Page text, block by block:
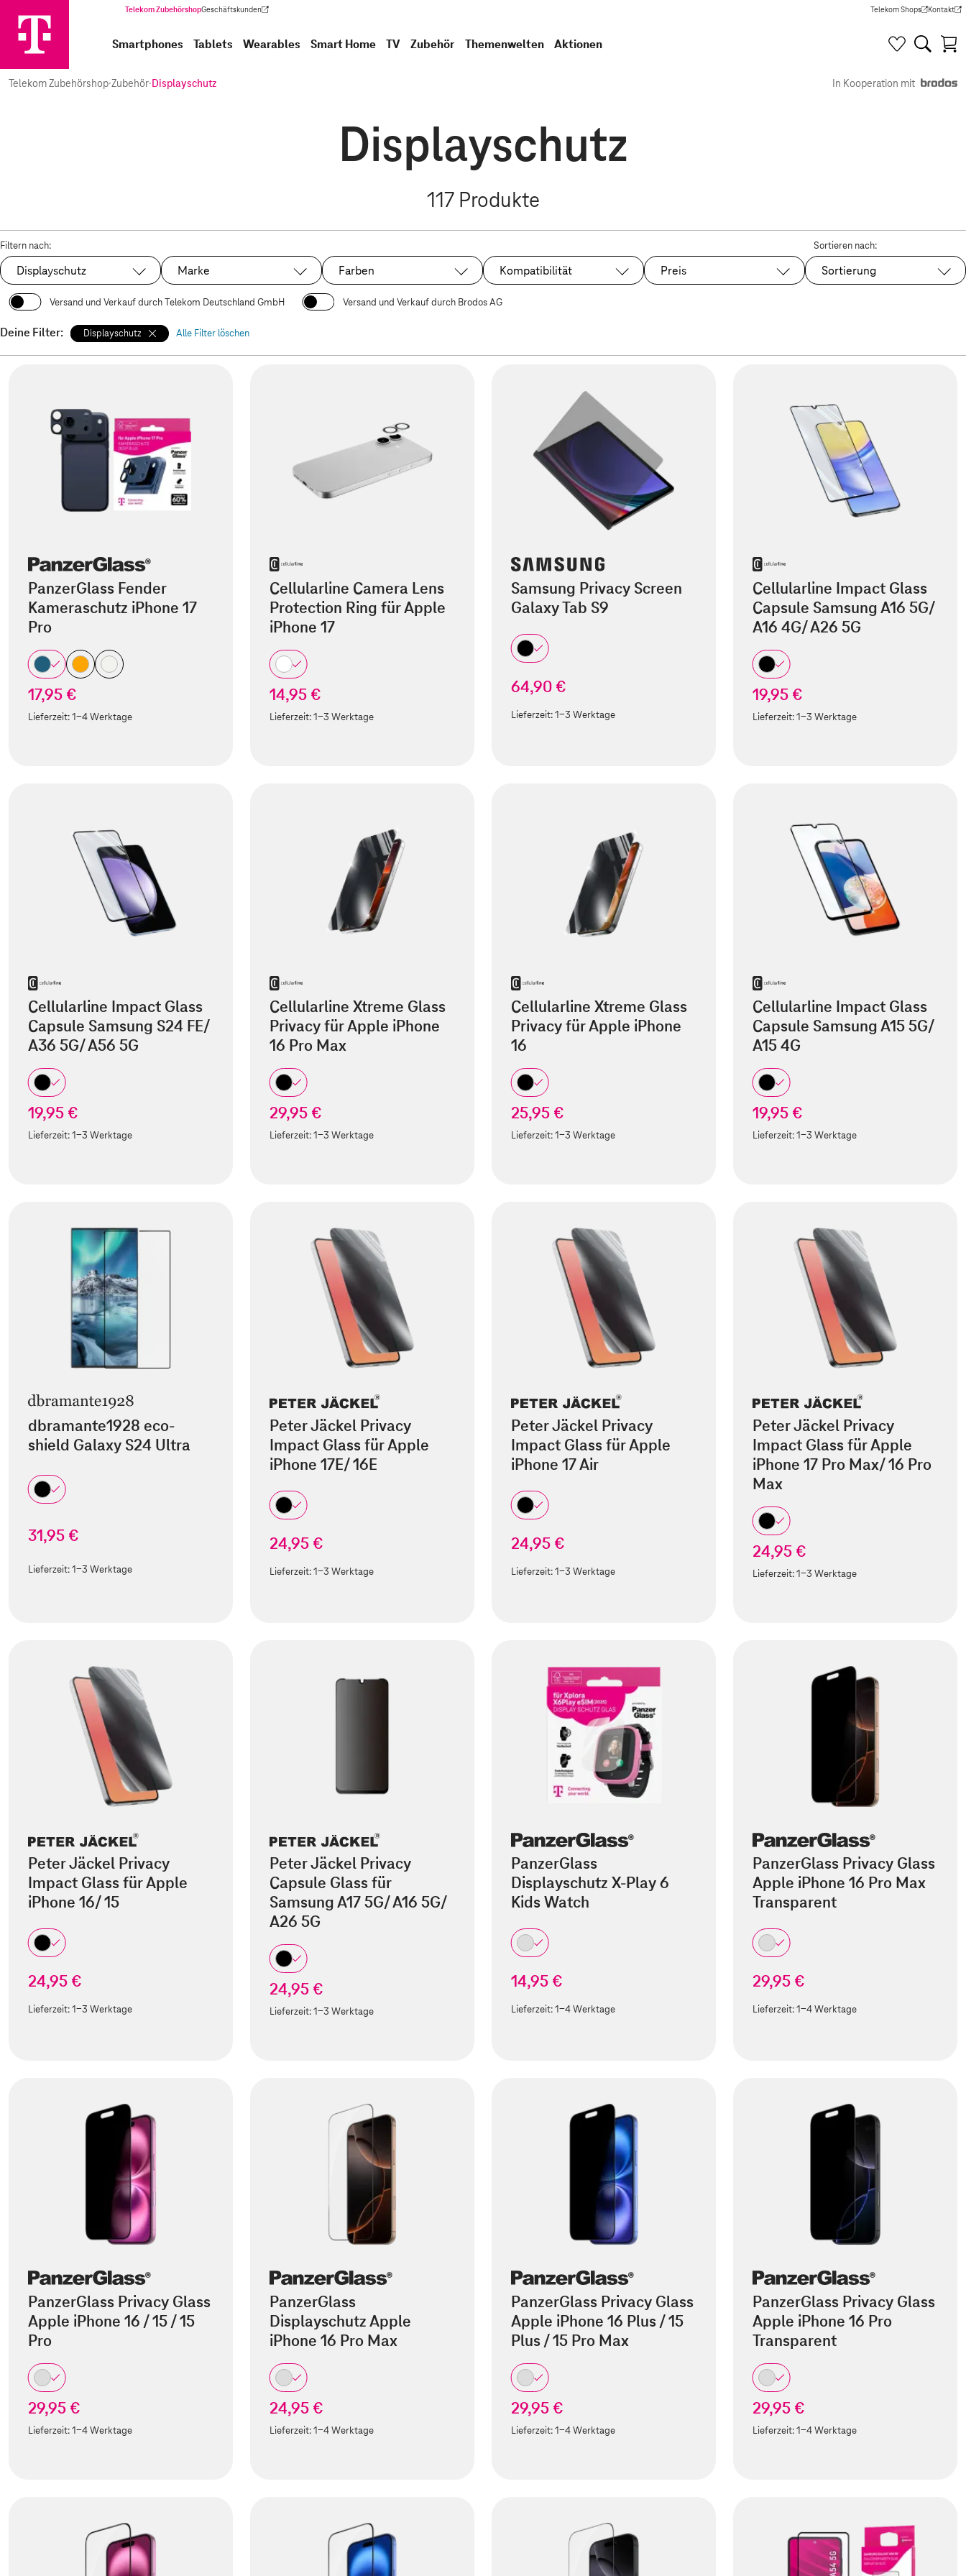
Telekom ZubehörshopGeschäftskunden
(Wird in einem neuen Tab geöffnet) Telekom Shops
(Wird in einem neuen Tab
Kontakt
(Wird in
Smartphones Tablets Wearables Smart Home TV Zubehör Themenwelten Aktionen
Telekom Zubehörshop·Zubehör·Displayschutz In Kooperation mit
Displayschutz
117 Produkte
Filtern nach:
Ausgewählt:
Displayschutz Marke Farben Kompatibilität Preis
Sortieren nach:
Sortierung
Versand und Verkauf durch Telekom Deutschland GmbH Versand und Verkauf durch Brodos AG
Deine Filter: Displayschutz Alle Filter löschen
PanzerGlass Fender
Kameraschutz iPhone 17
Pro
17,95 €
Lieferzeit:1-4 Werktage
Cellularline Camera Lens
Protection Ring für Apple
iPhone 17
14,95 €
Lieferzeit:1-3 Werktage
Samsung Privacy Screen
Galaxy Tab S9
64,90 €
Lieferzeit:1-3 Werktage
Cellularline Impact Glass
Capsule Samsung A16 5G/
A16 4G/ A26 5G
19,95 €
Lieferzeit:1-3 Werktage
Cellularline Impact Glass
Capsule Samsung S24 FE/
A36 5G/ A56 5G
19,95 €
Lieferzeit:1-3 Werktage
Cellularline Xtreme Glass
Privacy für Apple iPhone
16 Pro Max
29,95 €
Lieferzeit:1-3 Werktage
Cellularline Xtreme Glass
Privacy für Apple iPhone
16
25,95 €
Lieferzeit:1-3 Werktage
Cellularline Impact Glass
Capsule Samsung A15 5G/
A15 4G
19,95 €
Lieferzeit:1-3 Werktage
dbramante1928 eco-
shield Galaxy S24 Ultra
31,95 €
Lieferzeit:1-3 Werktage
Peter Jäckel Privacy
Impact Glass für Apple
iPhone 17E/ 16E
24,95 €
Lieferzeit:1-3 Werktage
Peter Jäckel Privacy
Impact Glass für Apple
iPhone 17 Air
24,95 €
Lieferzeit:1-3 Werktage
Peter Jäckel Privacy
Impact Glass für Apple
iPhone 17 Pro Max/ 16 Pro
Max
24,95 €
Lieferzeit:1-3 Werktage
Peter Jäckel Privacy
Impact Glass für Apple
iPhone 16/ 15
24,95 €
Lieferzeit:1-3 Werktage
Peter Jäckel Privacy
Capsule Glass für
Samsung A17 5G/ A16 5G/
A26 5G
24,95 €
Lieferzeit:1-3 Werktage
PanzerGlass
Displayschutz X-Play 6
Kids Watch
14,95 €
Lieferzeit:1-4 Werktage
PanzerGlass Privacy Glass
Apple iPhone 16 Pro Max
Transparent
29,95 €
Lieferzeit:1-4 Werktage
PanzerGlass Privacy Glass
Apple iPhone 16 / 15 / 15
Pro
29,95 €
Lieferzeit:1-4 Werktage
PanzerGlass
Displayschutz Apple
iPhone 16 Pro Max
24,95 €
Lieferzeit:1-4 Werktage
PanzerGlass Privacy Glass
Apple iPhone 16 Plus / 15
Plus / 15 Pro Max
29,95 €
Lieferzeit:1-4 Werktage
PanzerGlass Privacy Glass
Apple iPhone 16 Pro
Transparent
29,95 €
Lieferzeit:1-4 Werktage